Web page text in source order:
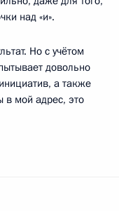
над «и».
Но с учётом
довольно
а также
в мой адрес, это